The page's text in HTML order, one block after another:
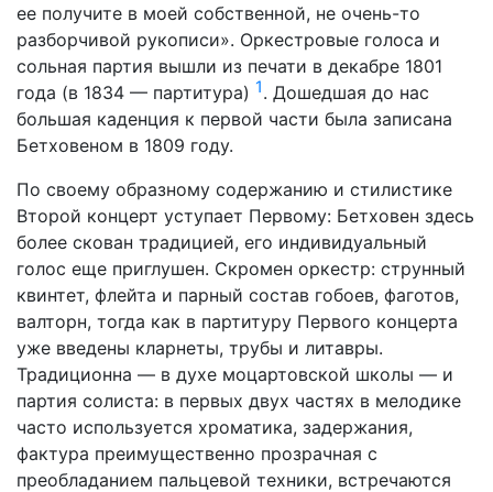
ее получите в моей собственной, не очень-то
разборчивой рукописи». Оркестровые голоса и
сольная партия вышли из печати в декабре 1801
года (в 1834 — партитура) 1. Дошедшая до нас
большая каденция к первой части была записана
Бетховеном в 1809 году.
По своему образному содержанию и стилистике
Второй концерт уступает Первому: Бетховен здесь
более скован традицией, его индивидуальный
голос еще приглушен. Скромен оркестр: струнный
квинтет, флейта и парный состав гобоев, фаготов,
валторн, тогда как в партитуру Первого концерта
уже введены кларнеты, трубы и литавры.
Традиционна — в духе моцартовской школы — и
партия солиста: в первых двух частях в мелодике
часто используется хроматика, задержания,
фактура преимущественно прозрачная с
преобладанием пальцевой техники, встречаются